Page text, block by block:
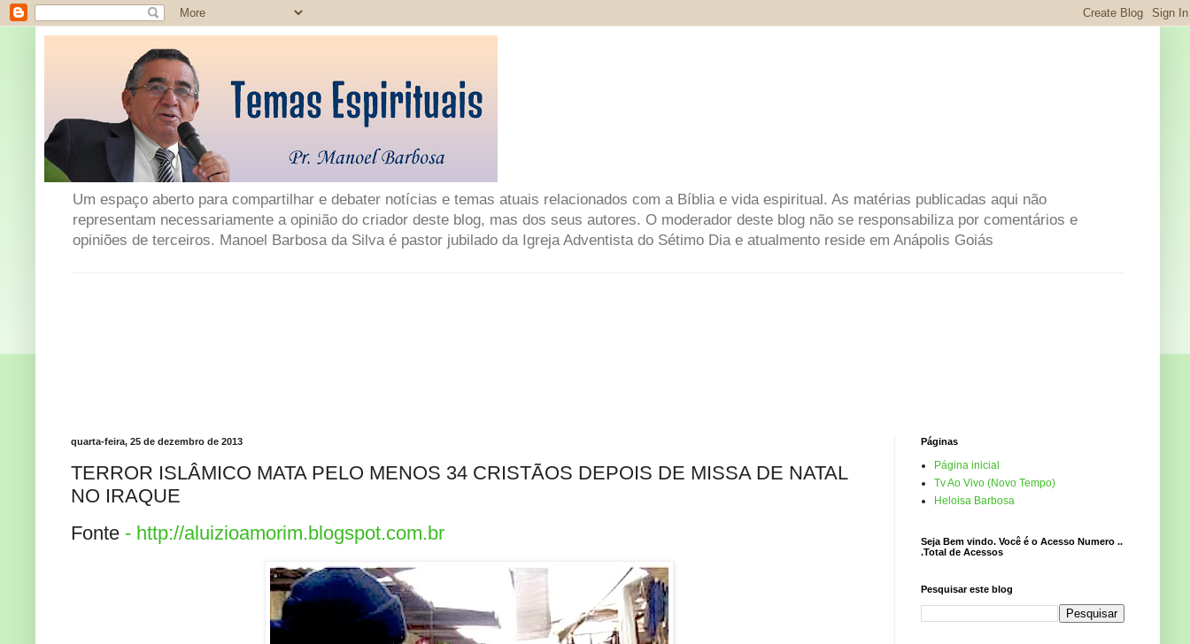
Um espaço aberto para compartilhar e debater notícias e temas atuais relacionados com a Bíblia e vida espiritual. As matérias publicadas aqui não
representam necessariamente a opinião do criador deste blog, mas dos seus autores. O moderador deste blog não se responsabiliza por comentários e
opiniões de terceiros. Manoel Barbosa da Silva é pastor jubilado da Igreja Adventista do Sétimo Dia e atualmento reside em Anápolis Goiás
quarta-feira, 25 de dezembro de 2013
TERROR ISLÂMICO MATA PELO MENOS 34 CRISTÃOS DEPOIS DE MISSA DE NATAL
NO IRAQUE
Fonte - http://aluizioamorim.blogspot.com.br
Páginas
Página inicial
Tv Ao Vivo (Novo Tempo)
Heloisa Barbosa
Seja Bem vindo. Você é o Acesso Numero ..
.Total de Acessos
Pesquisar este blog